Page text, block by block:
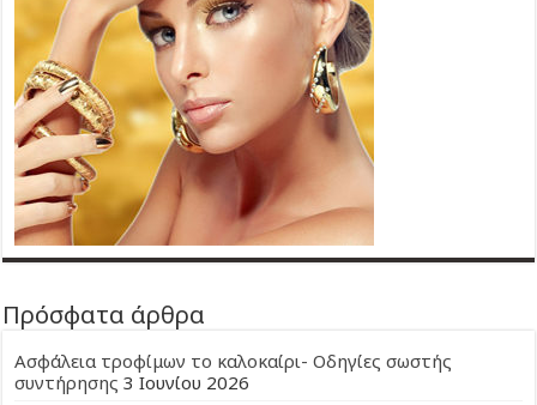
Πρόσφατα άρθρα
Ασφάλεια τροφίμων το καλοκαίρι- Οδηγίες σωστής
συντήρησης 3 Ιουνίου 2026